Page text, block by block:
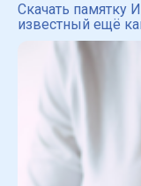
Скачать памятку
известный ещё
опасное
Именно инфаркт